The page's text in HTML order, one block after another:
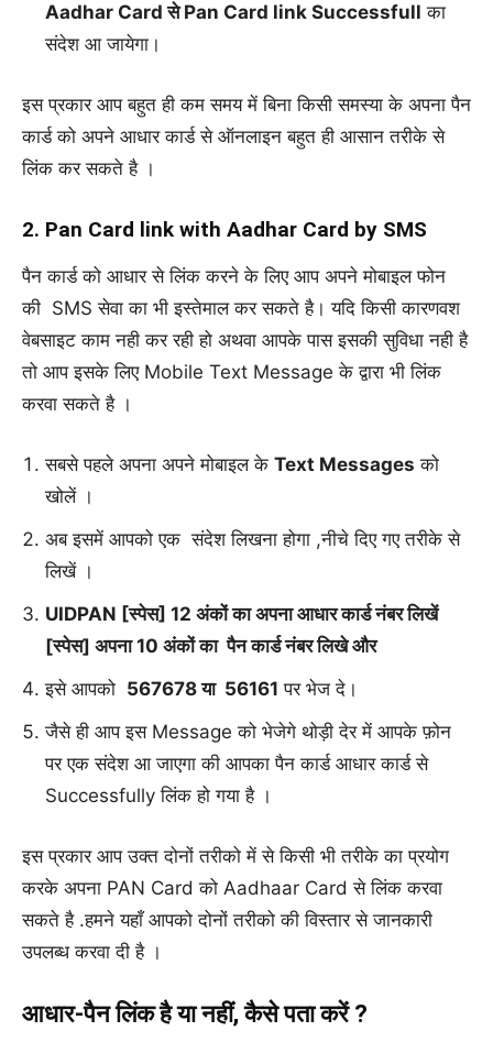
Aadhar Card से Pan Card link Successfull का
संदेश आ जायेगा।
इस प्रकार आप बहुत ही कम समय में बिना किसी समस्या के अपना पैन
कार्ड को अपने आधार कार्ड से ऑनलाइन बहुत ही आसान तरीके से
लिंक कर सकते है ।
2. Pan Card link with Aadhar Card by SMS
पैन कार्ड को आधार से लिंक करने के लिए आप अपने मोबाइल फोन
की SMS सेवा का भी इस्तेमाल कर सकते है। यदि किसी कारणवश
वेबसाइट काम नही कर रही हो अथवा आपके पास इसकी सुविधा नही है
तो आप इसके लिए Mobile Text Message के द्वारा भी लिंक
करवा सकते है ।
सबसे पहले अपना अपने मोबाइल के Text Messages को
खोलें ।
अब इसमें आपको एक संदेश लिखना होगा ,नीचे दिए गए तरीके से
लिखें ।
UIDPAN [स्पेस] 12 अंकों का अपना आधार कार्ड नंबर लिखें
[स्पेस] अपना 10 अंकों का पैन कार्ड नंबर लिखे और
इसे आपको 567678 या 56161 पर भेज दे।
जैसे ही आप इस Message को भेजेगे थोड़ी देर में आपके फ़ोन
पर एक संदेश आ जाएगा की आपका पैन कार्ड आधार कार्ड से
Successfully लिंक हो गया है ।
इस प्रकार आप उक्त दोनों तरीको में से किसी भी तरीके का प्रयोग
करके अपना PAN Card को Aadhaar Card से लिंक करवा
सकते है .हमने यहाँ आपको दोनों तरीको की विस्तार से जानकारी
उपलब्ध करवा दी है ।
आधार-पैन लिंक है या नहीं, कैसे पता करें ?